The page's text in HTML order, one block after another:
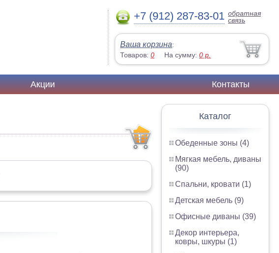
+7 (912) 287-83-01 обратная
связь
Ваша корзина:
Товаров: 0 На сумму: 0 р.
Акции Контакты
Каталог
Обеденные зоны (4)
Мягкая мебель, диваны
(90)
Спальни, кровати (1)
Детская мебель (9)
Офисные диваны (39)
Декор интерьера,
ковры, шкуры (1)